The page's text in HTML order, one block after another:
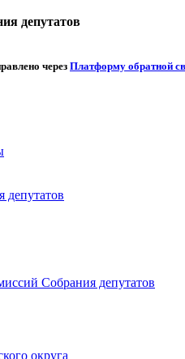
депутатов
через Платформу обратной
депутатов
Собрания депутатов
округа